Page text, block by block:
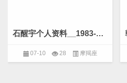
石醒宇个人资料__1983-01-11
07-10 28 摩羯座